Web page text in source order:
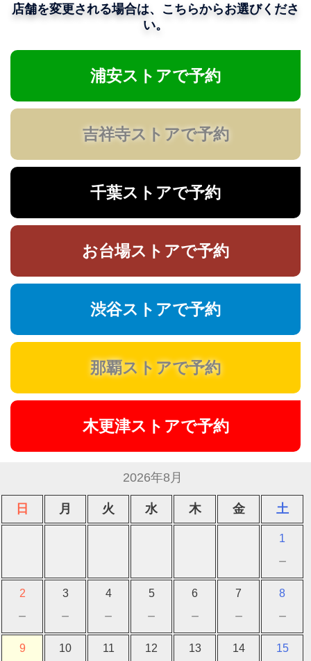
店舗を変更される場合は、こちらからお選びくださ
い。
浦安ストアで予約
吉祥寺ストアで予約
千葉ストアで予約
お台場ストアで予約
渋谷ストアで予約
那覇ストアで予約
木更津ストアで予約
2026年8月
日 月 火 水 木 金 土
1
－
2
－
3
－
4
－
5
－
6
－
7
－
8
－
9 10 11 12 13 14 15